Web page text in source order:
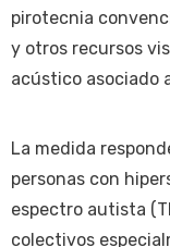
pirotecnia
y otros recursos
acústico asociado
La medida
personas con
espectro autista
colectivos